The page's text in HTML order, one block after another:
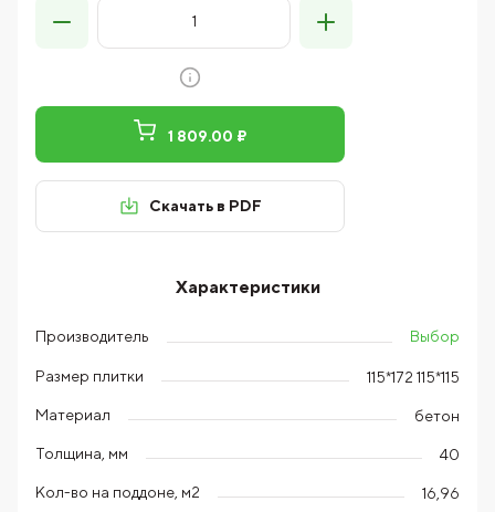
1 809.00 ₽
Скачать в PDF
Характеристики
Производитель Выбор
Размер плитки 115*172 115*115
Материал бетон
Толщина, мм 40
Кол-во на поддоне, м2 16,96